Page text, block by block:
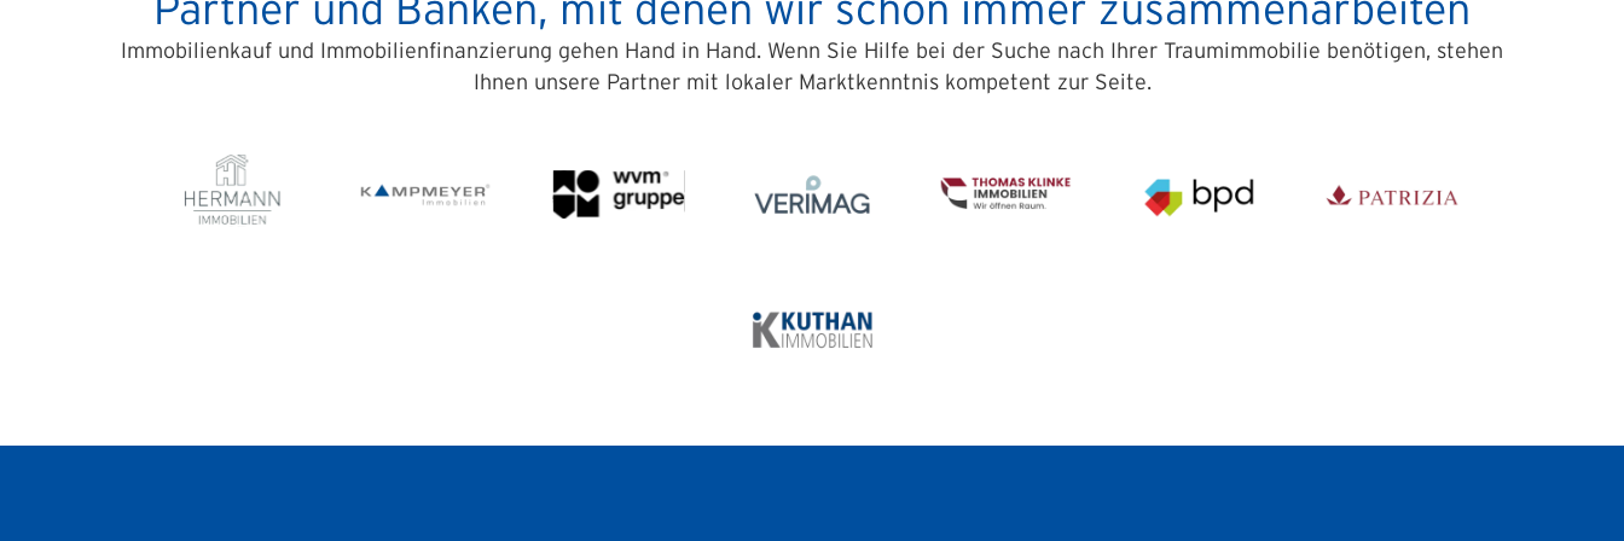
Immobilienkauf und Immobilienfinanzierung gehen Hand in Hand. Wenn Sie Hilfe bei der Suche nach Ihrer Traumimmobilie benötigen, stehen
Ihnen unsere Partner mit lokaler Marktkenntnis kompetent zur Seite.